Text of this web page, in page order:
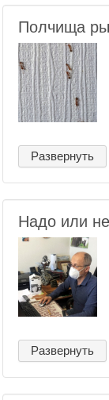
Полчища
Развернуть
Надо или
Развернуть